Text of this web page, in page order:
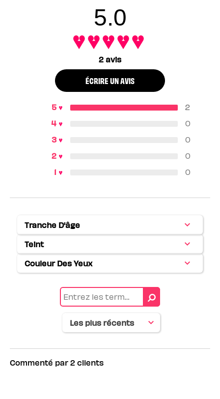
5.0
2 avis
ÉCRIRE UN AVIS
2
0
0
0
0
Tranche D'âge
Français
Teint
Français
Couleur Des Yeux
Français
Commenté par 2 clients